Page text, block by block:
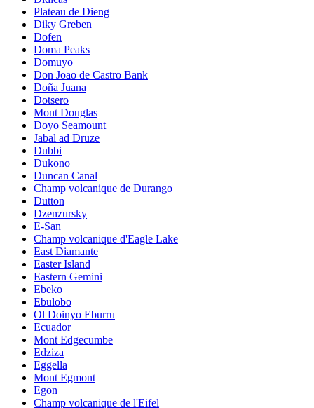
Plateau de Dieng
Diky Greben
Dofen
Doma Peaks
Domuyo
Don Joao de Castro Bank
Doña Juana
Dotsero
Mont Douglas
Doyo Seamount
Jabal ad Druze
Dubbi
Dukono
Duncan Canal
Champ volcanique de Durango
Dutton
Dzenzursky
E-San
Champ volcanique d'Eagle Lake
East Diamante
Easter Island
Eastern Gemini
Ebeko
Ebulobo
Ol Doinyo Eburru
Ecuador
Mont Edgecumbe
Edziza
Eggella
Mont Egmont
Egon
Champ volcanique de l'Eifel